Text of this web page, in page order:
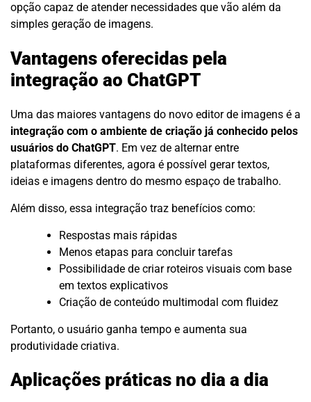
opção capaz de atender necessidades que vão além da
simples geração de imagens.
Vantagens oferecidas pela
integração ao ChatGPT
Uma das maiores vantagens do novo editor de imagens é a
integração com o ambiente de criação já conhecido pelos
usuários do ChatGPT. Em vez de alternar entre
plataformas diferentes, agora é possível gerar textos,
ideias e imagens dentro do mesmo espaço de trabalho.
Além disso, essa integração traz benefícios como:
Respostas mais rápidas
Menos etapas para concluir tarefas
Possibilidade de criar roteiros visuais com base
em textos explicativos
Criação de conteúdo multimodal com fluidez
Portanto, o usuário ganha tempo e aumenta sua
produtividade criativa.
Aplicações práticas no dia a dia